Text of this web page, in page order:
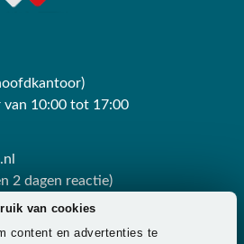
van cookies
content en advertenties te
van 10:00 tot 17:00
2 dagen reactie)
3 uur reactie)